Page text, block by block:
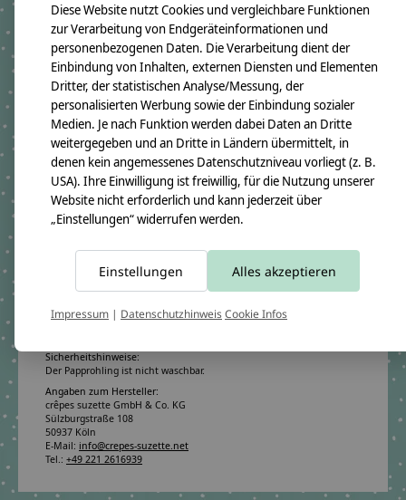
Unterstoff:Dunkelblau mit Pünktchen Weiß
Schriftfarbe: Blau
Motiv:Pinguin
Produktangaben:
Geschwistertüte Malina 2020
GTIN: 4250608113398
Bezugsmaß:
Höhe ca.50cm
Rohlingmaß:
Höhe 35cm
Durchmesser ca. 11cm
Bezugmaterial:
100% Baumwollstoff OEKO-TEX 100
Material des Rohlings:
Pflegehinweis:
Sicherheitshinweise:
Der Papprohling ist nicht waschbar.
Angaben zum Hersteller:
crêpes suzette GmbH & Co. KG
Sülzburgstraße 108
50937 Köln
E-Mail: info@crepes-suzette.net
Tel.: +49 221 2616939
Diese Website nutzt Cookies und vergleichbare Funktionen
zur Verarbeitung von Endgeräteinformationen und
personenbezogenen Daten. Die Verarbeitung dient der
Einbindung von Inhalten, externen Diensten und Elementen
Dritter, der statistischen Analyse/Messung, der
personalisierten Werbung sowie der Einbindung sozialer
Medien. Je nach Funktion werden dabei Daten an Dritte
weitergegeben und an Dritte in Ländern übermittelt, in
denen kein angemessenes Datenschutzniveau vorliegt (z. B.
USA). Ihre Einwilligung ist freiwillig, für die Nutzung unserer
Website nicht erforderlich und kann jederzeit über
„Einstellungen“ widerrufen werden.
Einstellungen Alles akzeptieren
Impressum | DatenschutzhinweisCookie Infos